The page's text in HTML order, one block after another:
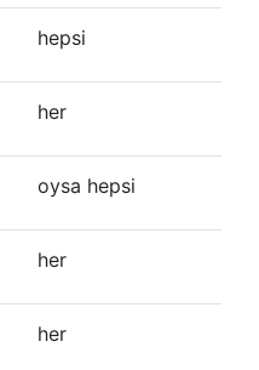
hepsi
her
oysa hepsi
her
her